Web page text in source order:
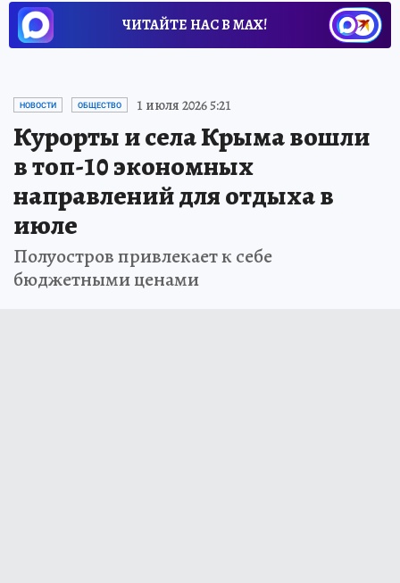
ЧИТАЙТЕ НАС В МАХ!
НОВОСТИ ОБЩЕСТВО 1 июля 2026 5:21
Курорты и села Крыма вошли
в топ-10 экономных
направлений для отдыха в
июле
Полуостров привлекает к себе
бюджетными ценами